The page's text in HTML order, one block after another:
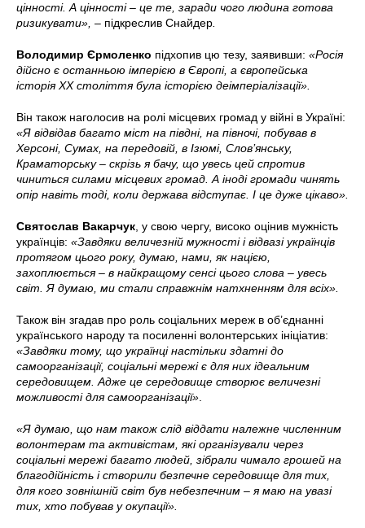
цінності. А цінності – це те, заради чого людина готова
ризикувати», – підкреслив Снайдер
Володимир Єрмоленко підхопив цю тезу, заявивши: «Росія
дійсно є останньою імперією в Європі, а європейська
історія ХХ століття була історією деімперіалізації».
Він також наголосив на ролі місцевих громад у війні в Україні:
«Я відвідав багато міст на півдні, на півночі, побував в
Херсоні, Сумах, на передовій, в Ізюмі, Слов’янську,
Краматорську – скрізь я бачу, що увесь цей спротив
чиниться силами місцевих громад. А іноді громади чинять
опір навіть тоді, коли держава відступає. І це дуже цікаво».
Святослав Вакарчук , у свою чергу, високо оцінив мужність
українців: «Завдяки величезній мужності і відвазі українців
протягом цього року, думаю, нами, як нацією,
захоплюється – в найкращому сенсі цього слова – увесь
світ. Я думаю, ми стали справжнім натхненням для всіх».
Також він згадав про роль соціальних мереж в об’єднанні
українського народу та посиленні волонтерських ініціатив:
«Завдяки тому, що українці настільки здатні до
самоорганізації, соціальні мережі є для них ідеальним
середовищем. Адже це середовище створює величезні
можливості для самоорганізації»
«Я думаю, що нам також слід віддати належне численним
волонтерам та активістам, які організували через
соціальні мережі багато людей, зібрали чимало грошей на
благодійність і створили безпечне середовище для тих,
для кого зовнішній світ був небезпечним – я маю на увазі
тих, хто побував у окупації».